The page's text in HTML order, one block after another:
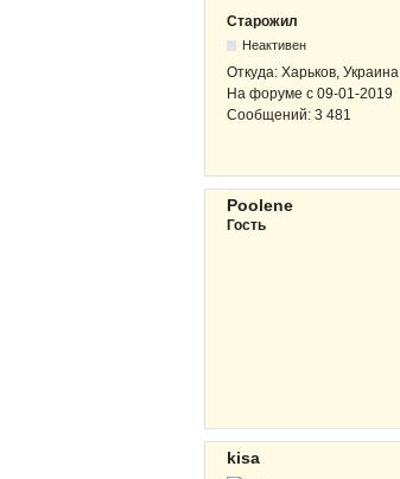
Старожил
Неактивен
Откуда: Харьков, Украина
На форуме с 09-01-2019
Сообщений: 3 481
Poolene
Гость
kisa